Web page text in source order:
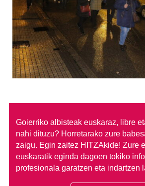
Goierriko albisteak euskaraz, libre
nahi dituzu? Horretarako zure
zaigu. Egin zaitez HITZAkide! Zure
euskaratik eginda dagoen tokiko
profesionala garatzen eta indartzen